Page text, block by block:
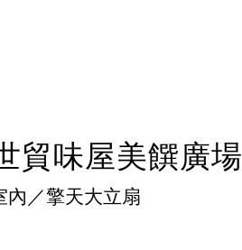
貿味屋美饌廣場
內／擎天大立扇